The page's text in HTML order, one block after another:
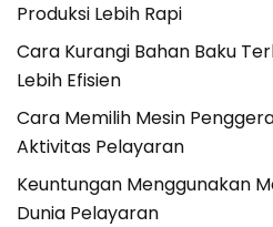
Produksi Lebih Rapi
Cara Kurangi Bahan Baku
Lebih Efisien
Cara Memilih Mesin
Aktivitas Pelayaran
Keuntungan Menggunakan
Dunia Pelayaran